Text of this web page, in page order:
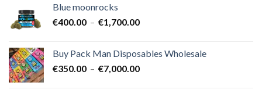
Blue moonrocks
€400.00 – €1,700.00Plage
€400.00
à
Buy Pack Man Disposables Wholesale
€350.00 – €7,000.00Plage